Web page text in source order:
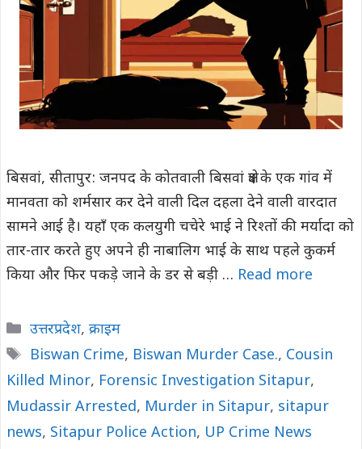
बिसवां, सीतापुर: जनपद के कोतवाली बिसवां क्षेत्र के एक गांव में
मानवता को शर्मसार कर देने वाली दिल दहला देने वाली वारदात
सामने आई है। यहाँ एक कलयुगी चचेरे भाई ने रिश्तों की मर्यादा को
तार-तार करते हुए अपने ही नाबालिग भाई के साथ पहले कुकर्म
किया और फिर पकड़े जाने के डर से बड़ी … Read more
Categories
उत्तरप्रदेश, क्राइम
Tags
Biswan Crime, Biswan Murder Case., Cousin
Killed Minor, Forensic Investigation Sitapur,
Mudassir Arrested, Murder in Sitapur, sitapur
news, Sitapur Police Action, UP Crime News